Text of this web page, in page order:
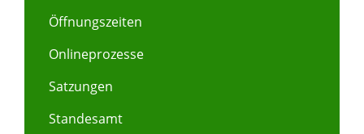
Öffnungszeiten
Onlineprozesse
Satzungen
Standesamt